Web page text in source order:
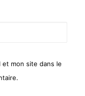
et mon site dans le